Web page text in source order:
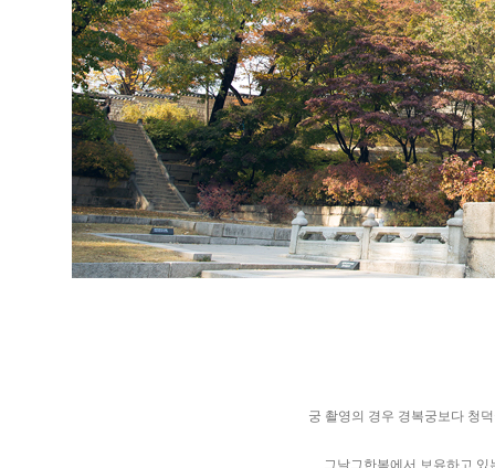
궁 촬영의 경우 경복궁보다 청
그날그한복에서 보유하고 있